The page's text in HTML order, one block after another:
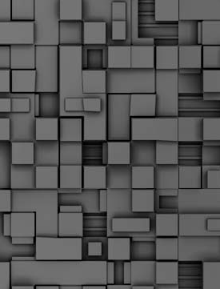
δεν
που
με
Μητσοτάκη. Ας
συντροφιάς
η
προστασία των